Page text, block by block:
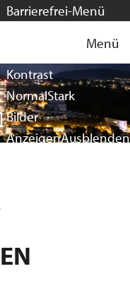
Barrierefrei-Menü
Sehr groß
Kontrast
NormalStark
Bilder
AnzeigenAusblenden
Menü